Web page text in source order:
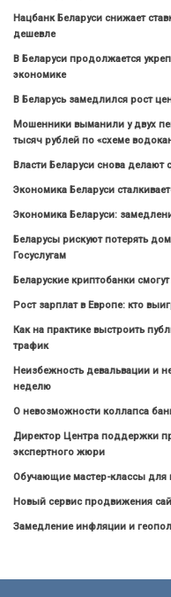
Нацбанк Беларуси снижает
дешевле
В Беларуси продолжается
экономике
В Беларусь замедлился рост
Мошенники выманили у двух
тысяч рублей по «схеме
Власти Беларуси снова делают
Экономика Беларуси
Экономика Беларуси:
Беларусы рискуют потерять
Госуслугам
Беларуские криптобанки
Рост зарплат в Европе: кто
Как на практике выстроить
трафик
Неизбежность девальвации и
неделю
О невозможности коллапса
Директор Центра поддержки
экспертного жюри
Обучающие мастер-классы для
Новый сервис продвижения
Замедление инфляции и